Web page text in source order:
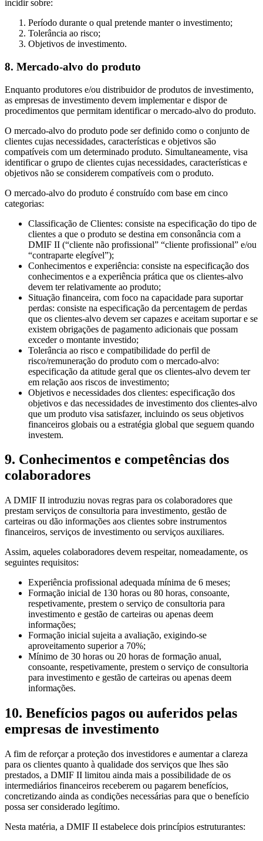
incidir sobre:
Período durante o qual pretende manter o investimento;
Tolerância ao risco;
Objetivos de investimento.
8. Mercado-alvo do produto
Enquanto produtores e/ou distribuidor de produtos de investimento,
as empresas de investimento devem implementar e dispor de
procedimentos que permitam identificar o mercado-alvo do produto.
O mercado-alvo do produto pode ser definido como o conjunto de
clientes cujas necessidades, características e objetivos são
compatíveis com um determinado produto. Simultaneamente, visa
identificar o grupo de clientes cujas necessidades, características e
objetivos não se considerem compatíveis com o produto.
O mercado-alvo do produto é construído com base em cinco
categorias:
Classificação de Clientes: consiste na especificação do tipo de
clientes a que o produto se destina em consonância com a
DMIF II (“cliente não profissional” “cliente profissional” e/ou
“contraparte elegível”);
Conhecimentos e experiência: consiste na especificação dos
conhecimentos e a experiência prática que os clientes-alvo
devem ter relativamente ao produto;
Situação financeira, com foco na capacidade para suportar
perdas: consiste na especificação da percentagem de perdas
que os clientes-alvo devem ser capazes e aceitam suportar e se
existem obrigações de pagamento adicionais que possam
exceder o montante investido;
Tolerância ao risco e compatibilidade do perfil de
risco/remuneração do produto com o mercado-alvo:
especificação da atitude geral que os clientes-alvo devem ter
em relação aos riscos de investimento;
Objetivos e necessidades dos clientes: especificação dos
objetivos e das necessidades de investimento dos clientes-alvo
que um produto visa satisfazer, incluindo os seus objetivos
financeiros globais ou a estratégia global que seguem quando
investem.
9. Conhecimentos e competências dos
colaboradores
A DMIF II introduziu novas regras para os colaboradores que
prestam serviços de consultoria para investimento, gestão de
carteiras ou dão informações aos clientes sobre instrumentos
financeiros, serviços de investimento ou serviços auxiliares.
Assim, aqueles colaboradores devem respeitar, nomeadamente, os
seguintes requisitos:
Experiência profissional adequada mínima de 6 meses;
Formação inicial de 130 horas ou 80 horas, consoante,
respetivamente, prestem o serviço de consultoria para
investimento e gestão de carteiras ou apenas deem
informações;
Formação inicial sujeita a avaliação, exigindo-se
aproveitamento superior a 70%;
Mínimo de 30 horas ou 20 horas de formação anual,
consoante, respetivamente, prestem o serviço de consultoria
para investimento e gestão de carteiras ou apenas deem
informações.
10. Benefícios pagos ou auferidos pelas
empresas de investimento
A fim de reforçar a proteção dos investidores e aumentar a clareza
para os clientes quanto à qualidade dos serviços que lhes são
prestados, a DMIF II limitou ainda mais a possibilidade de os
intermediários financeiros receberem ou pagarem benefícios,
concretizando ainda as condições necessárias para que o benefício
possa ser considerado legítimo.
Nesta matéria, a DMIF II estabelece dois princípios estruturantes: